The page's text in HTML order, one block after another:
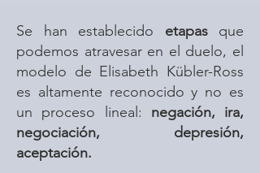
Se han establecido etapasque
podemos atravesar en el duelo, el
modelo de Elisabeth Kübler-Ross
es altamente reconocido y no es
un proceso lineal: negación, ira,
negociación, depresión,
aceptación.